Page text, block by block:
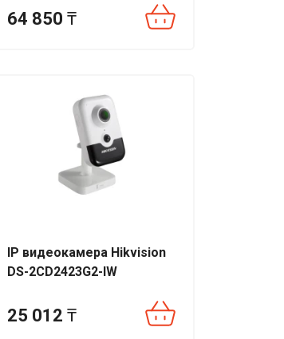
64 850 ₸
IP видеокамера Hikvision
DS-2CD2423G2-IW
25 012 ₸